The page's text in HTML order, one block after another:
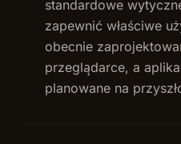
standardowe
zapewnić właściwe
obecnie
przeglądarce, a
planowane na